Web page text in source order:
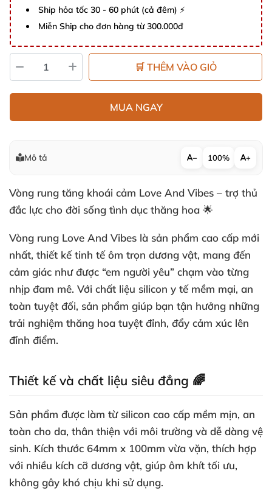
Ship hỏa tốc 30 - 60 phút (cả đêm) ⚡
Miễn Ship cho đơn hàng từ 300.000đ
🛒 THÊM VÀO GIỎ
MUA NGAY
Mô tả − 100% +
Vòng rung tăng khoái cảm Love And Vibes – trợ thủ
đắc lực cho đời sống tình dục thăng hoa 🌟
Vòng rung Love And Vibes là sản phẩm cao cấp mới
nhất, thiết kế tinh tế ôm trọn dương vật, mang đến
cảm giác như được “em người yêu” chạm vào từng
nhịp đam mê. Với chất liệu silicon y tế mềm mại, an
toàn tuyệt đối, sản phẩm giúp bạn tận hưởng những
trải nghiệm thăng hoa tuyệt đỉnh, đẩy cảm xúc lên
đỉnh điểm.
Thiết kế và chất liệu siêu đẳng 🌈
Sản phẩm được làm từ silicon cao cấp mềm mịn, an
toàn cho da, thân thiện với môi trường và dễ dàng vệ
sinh. Kích thước 64mm x 100mm vừa vặn, thích hợp
với nhiều kích cỡ dương vật, giúp ôm khít tối ưu,
không gây khó chịu khi sử dụng.